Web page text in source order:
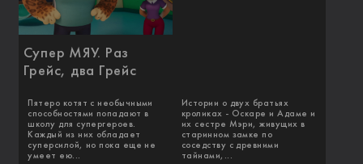
Супер МЯУ. Раз
Грейс, два Грейс
Пятеро котят с необычными
способностями попадают в
школу для супергероев.
Каждый из них обладает
суперсилой, но пока еще не
умеет ею...
Истории о двух братьях
кроликах - Оскаре и Адаме и
их сестре Мэри, живущих в
старинном замке по
соседству с древними
тайнами,...